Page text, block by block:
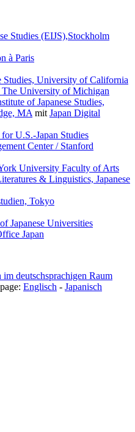
Studies (EIJS),Stockholm
à Paris
Studies, University of California
The University of Michigan
of Japanese Studies,
MA mit Japan Digital
U.S.-Japan Studies
Center / Stanford
University Faculty of Arts
& Linguistics, Japanese
Tokyo
Japanese Universities
Japan
deutschsprachigen Raum
Englisch - Japanisch